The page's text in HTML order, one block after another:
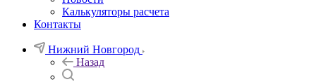
Калькуляторы расчета
Контакты
Нижний Новгород
Назад